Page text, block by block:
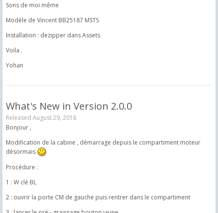
Sons de moi même
Modèle de Vincent BB25187 MSTS
Installation : dezipper dans Assets
Voila .
Yohan
What's New in Version 2.0.0
Released August 29, 2018
Bonjour ,
Modification de la cabine , démarrage depuis le compartiment moteur
désormais
Procédure :
1 : W clé BL
2 : ouvrir la porte CM de gauche puis rentrer dans le compartiment